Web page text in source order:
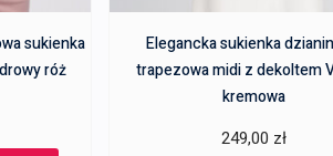
sukienka
róż
Elegancka sukienka
trapezowa midi z dekoltem
kremowa
249,00 zł